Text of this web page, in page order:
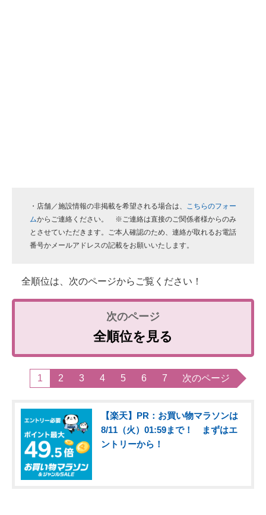
・店舗／施設情報の非掲載を希望される場合は、 こちらのフォー
ムからご連絡ください。 ※ご連絡は直接のご関係者様からのみ
とさせていただきます。ご本人確認のため、連絡が取れるお電話
番号かメールアドレスの記載をお願いいたします。
全順位は、次のページからご覧ください！
全順位を見る
1 2 3 4 5 6 7 次のページ
【楽天】PR：お買い物マラソンは
8/11（火）01:59まで！ まずはエ
ントリーから！